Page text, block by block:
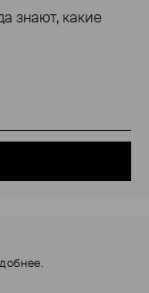
знают, какие